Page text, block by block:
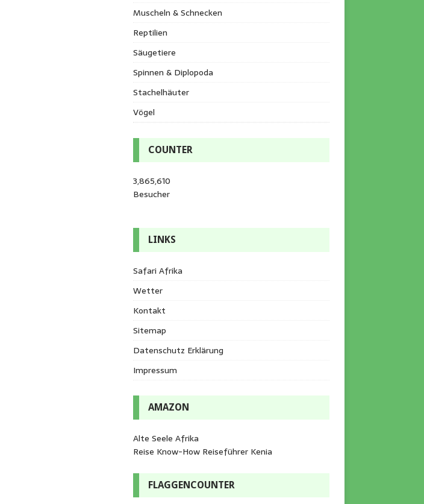
Muscheln & Schnecken
Reptilien
Säugetiere
Spinnen & Diplopoda
Stachelhäuter
Vögel
COUNTER
3,865,610
Besucher
LINKS
Safari Afrika
Wetter
Kontakt
Sitemap
Datenschutz Erklärung
Impressum
AMAZON
Alte Seele Afrika
Reise Know-How Reiseführer Kenia
FLAGGENCOUNTER